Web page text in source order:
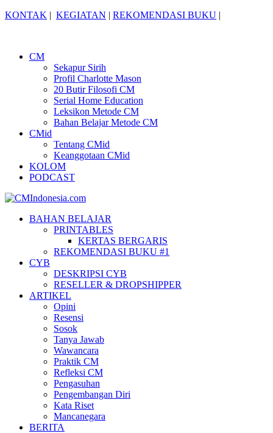
KONTAK | KEGIATAN | REKOMENDASI BUKU |
CM
Sekapur Sirih
Profil Charlotte Mason
20 Butir Filosofi CM
Serial Home Education
Leksikon Metode CM
Bahan Belajar Metode CM
CMid
Tentang CMid
Keanggotaan CMid
KOLOM
PODCAST
BAHAN BELAJAR
PRINTABLES
KERTAS BERGARIS
REKOMENDASI BUKU #1
CYB
DESKRIPSI CYB
RESELLER & DROPSHIPPER
ARTIKEL
Opini
Resensi
Sosok
Tanya Jawab
Wawancara
Praktik CM
Refleksi CM
Pengasuhan
Pengembangan Diri
Kata Riset
Mancanegara
BERITA